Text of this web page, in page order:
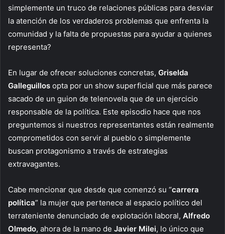
simplemente un truco de relaciones públicas para desviar
la atención de los verdaderos problemas que enfrenta la
comunidad y la falta de propuestas para ayudar a quienes
representa?
En lugar de ofrecer soluciones concretas, Griselda
Galleguillos opta por un show superficial que más parece
sacado de un guion de telenovela que de un ejercicio
responsable de la política. Este episodio hace que nos
preguntemos si nuestros representantes están realmente
comprometidos con servir al pueblo o simplemente
buscan protagonismo a través de estrategias
extravagantes.
Cabe mencionar que desde que comenzó su “carrera
política” la mujer que pertenece al espacio político del
terrateniente denunciado de explotación laboral, Alfredo
Olmedo, ahora de la mano de Javier Milei, lo único que